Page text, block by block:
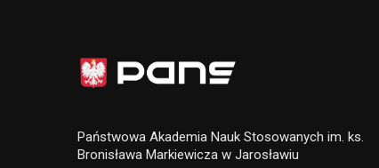
Państwowa Akademia Nauk Stosowanych im. ks.
Bronisława Markiewicza w Jarosławiu